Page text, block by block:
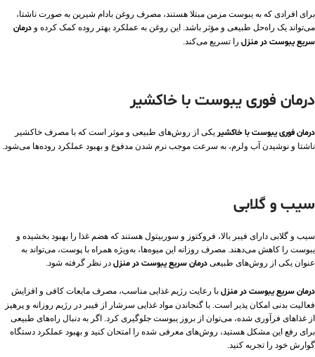
برای افرادی که به یبوست مزمن مبتلا هستند، مصرف روغن بادام شیرین به‌ صورت ناشتا،
می‌تواند یک راه‌حل طبیعی و مؤثر باشد. این روغن به عملکرد بهتر روده کمک کرده و درمان
سریع یبوست در منزل را تسریع می‌کند.
درمان فوری یبوست با خاکشیر
درمان فوری یبوست با خاکشیر یکی از روش‌های طبیعی و موثر است که با مصرف خاکشیر
ناشتا و نوشیدن آب ولرم، به سرعت موجب نرم شدن مدفوع و بهبود عملکرد روده‌ها می‌شود.
سیب و گلابی
سیب و گلابی دارای فیبر بالا، فروکتوز و سوربیتول هستند که هضم غذا را بهبود بخشیده و
یبوست را کاهش می‌دهند. مصرف روزانه این میوه‌ها، به‌ویژه همراه با پوست، می‌تواند به‌
عنوان یکی از روش‌های طبیعی درمان سریع یبوست در منزل در نظر گرفته شود.
درمان سریع یبوست در منزل با رعایت رژیم غذایی مناسب، مصرف مایعات کافی و افزایش
فعالیت بدنی امکان‌ پذیر است. با گنجاندن مواد غذایی سرشار از فیبر در رژیم روزانه و پرهیز
از غذاهای فرآوری‌ شده، می‌توان از بروز یبوست جلوگیری کرد. اگر به دنبال راه‌های طبیعی
برای رفع این مشکل هستید، روش‌های معرفی‌ شده را امتحان کنید و بهبود عملکرد دستگاه
گوارش خود را تجربه کنید.